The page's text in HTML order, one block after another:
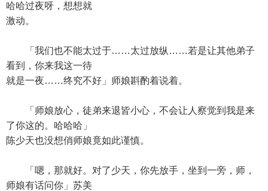
哈哈过夜呀，想想就
激动。
「我们也不能太过于……太过放纵……若是让其他弟子
看到，你来我这一待
就是一夜……终究不好」师娘斟酌着说着。
「师娘放心，徒弟来退皆小心，不会让人察觉到我是来
了你这的。哈哈哈」
陈少天也没想俏师娘竟如此谨慎。
「嗯，那就好。对了少天，你先放手，坐到一旁，师，
师娘有话问你」苏美